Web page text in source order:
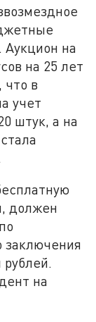
на
на 25 лет
что в
учет
штук, а на
должен
заключения
рублей.
на